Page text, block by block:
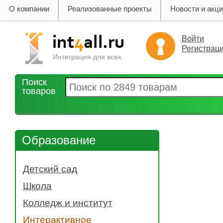
О компании Реализованные проекты Новости и
Интеграция для всех
Войти
Поиск
товаров
Образование
Детский сад
- Музыкальная деятельность
- Коммуникативная деятельность
- Изобразительная деятельность
Школа
- Биология
- Химия
- Физкультура
Колледж и институт
- 3d сканеры
Интерактивное